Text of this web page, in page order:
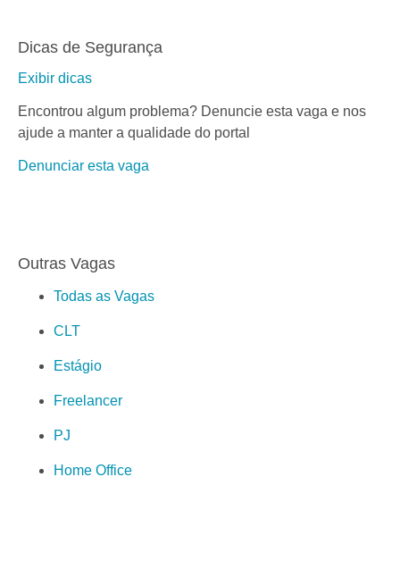
Dicas de Segurança
Exibir dicas
Encontrou algum problema? Denuncie esta vaga e nos
ajude a manter a qualidade do portal
Denunciar esta vaga
Outras Vagas
Todas as Vagas
CLT
Estágio
Freelancer
PJ
Home Office